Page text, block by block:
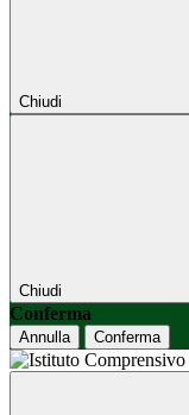
Chiudi
Chiudi
Conferma
Annulla Conferma